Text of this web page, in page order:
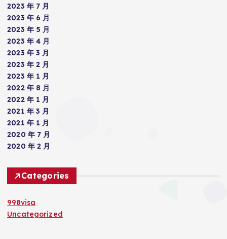
2023 年 7 月
2023 年 6 月
2023 年 5 月
2023 年 4 月
2023 年 3 月
2023 年 2 月
2023 年 1 月
2022 年 8 月
2022 年 1 月
2021 年 3 月
2021 年 1 月
2020 年 7 月
2020 年 2 月
Categories
998visa
Uncategorized